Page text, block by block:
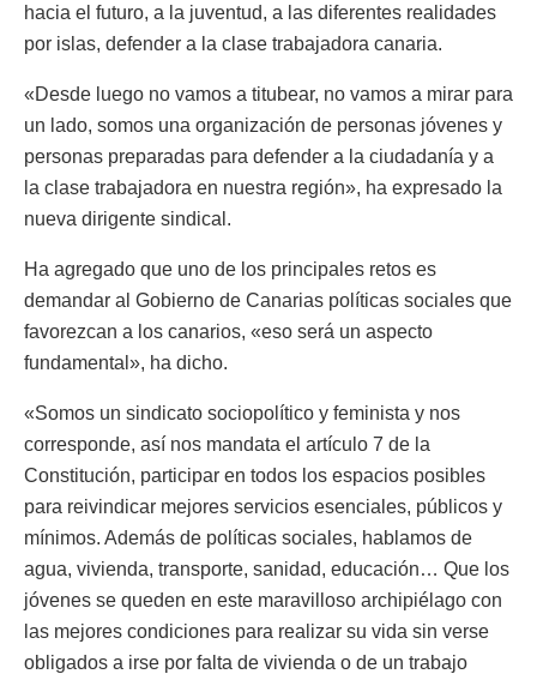
hacia el futuro, a la juventud, a las diferentes realidades
por islas, defender a la clase trabajadora canaria.
«Desde luego no vamos a titubear, no vamos a mirar para
un lado, somos una organización de personas jóvenes y
personas preparadas para defender a la ciudadanía y a
la clase trabajadora en nuestra región», ha expresado la
nueva dirigente sindical.
Ha agregado que uno de los principales retos es
demandar al Gobierno de Canarias políticas sociales que
favorezcan a los canarios, «eso será un aspecto
fundamental», ha dicho.
«Somos un sindicato sociopolítico y feminista y nos
corresponde, así nos mandata el artículo 7 de la
Constitución, participar en todos los espacios posibles
para reivindicar mejores servicios esenciales, públicos y
mínimos. Además de políticas sociales, hablamos de
agua, vivienda, transporte, sanidad, educación… Que los
jóvenes se queden en este maravilloso archipiélago con
las mejores condiciones para realizar su vida sin verse
obligados a irse por falta de vivienda o de un trabajo